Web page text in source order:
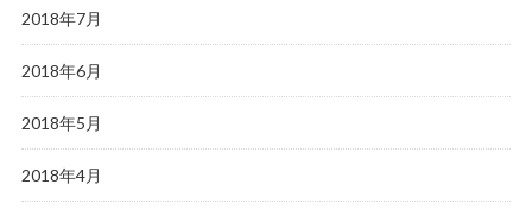
2018年7月
2018年6月
2018年5月
2018年4月